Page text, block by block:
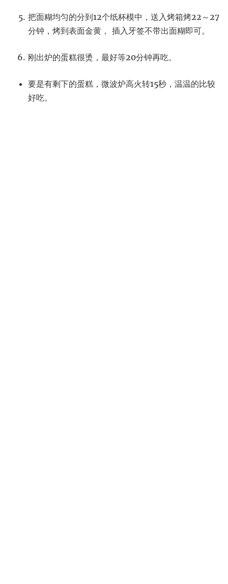
把面糊均匀的分到12个纸杯模中，送入烤箱烤22～27
分钟，烤到表面金黄， 插入牙签不带出面糊即可。
刚出炉的蛋糕很烫，最好等20分钟再吃。
要是有剩下的蛋糕，微波炉高火转15秒，温温的比较
好吃。